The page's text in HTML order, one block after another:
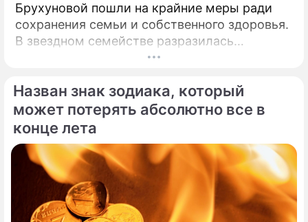
Брухуновой пошли на крайние меры ради
сохранения семьи и собственного здоровья.
В звездном семействе разразилась
настоящая тихая драма, которая вынудила
Назван знак зодиака, который
может потерять абсолютно все в
конце лета